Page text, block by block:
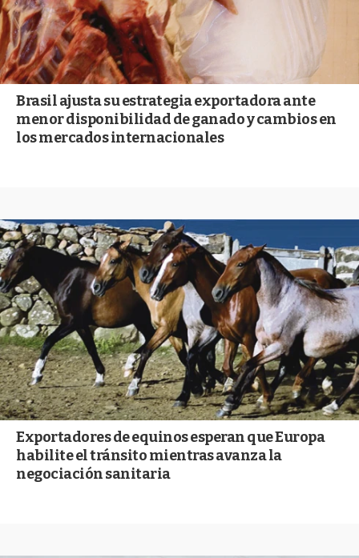
Brasil ajusta su estrategia exportadora ante
menor disponibilidad de ganado y cambios en
los mercados internacionales
Exportadores de equinos esperan que Europa
habilite el tránsito mientras avanza la
negociación sanitaria